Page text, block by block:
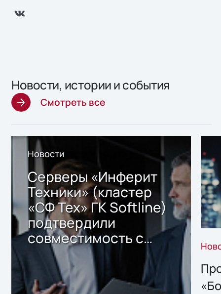
Новости, истории и события
Смотреть все
Новости
Серверы «Инферит
Техники» (кластер
«СФ Тех» ГК Softline)
подтвердили
совместимость с
решением Sharx
Storage 2.x для
хранения данных